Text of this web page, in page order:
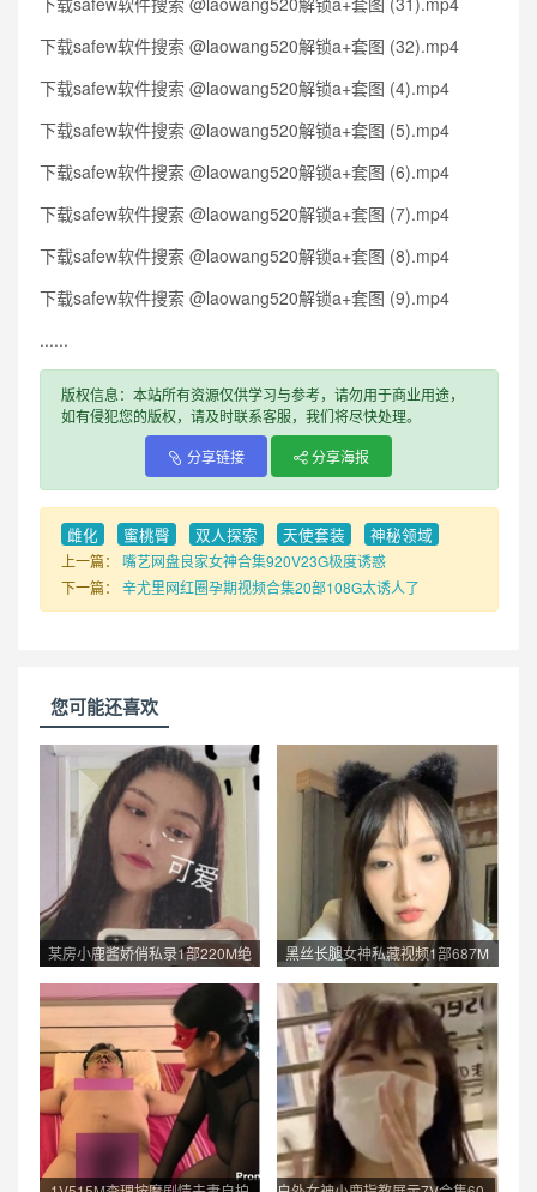
下载safew软件搜索 @laowang520解锁a+套图 (32).mp4
下载safew软件搜索 @laowang520解锁a+套图 (4).mp4
下载safew软件搜索 @laowang520解锁a+套图 (5).mp4
下载safew软件搜索 @laowang520解锁a+套图 (6).mp4
下载safew软件搜索 @laowang520解锁a+套图 (7).mp4
下载safew软件搜索 @laowang520解锁a+套图 (8).mp4
下载safew软件搜索 @laowang520解锁a+套图 (9).mp4
......
版权信息：本站所有资源仅供学习与参考，请勿用于商业用途，
如有侵犯您的版权，请及时联系客服，我们将尽快处理。
分享链接
分享海报
雌化 蜜桃臀 双人探索 天使套装 神秘领域
上一篇： 嘴艺网盘良家女神合集920V23G极度诱惑
下一篇： 辛尤里网红圈孕期视频合集20部108G太诱人了
您可能还喜欢
某房小鹿酱娇俏私录1部220M绝
美...
黑丝长腿女神私藏视频1部687M
颜...